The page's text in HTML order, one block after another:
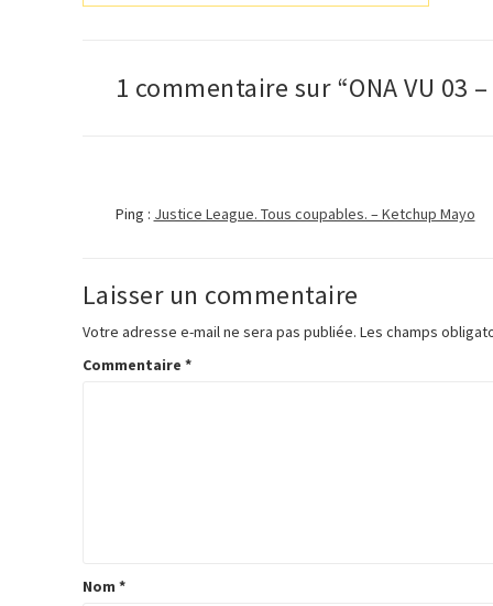
d'article
1 commentaire sur “ONA VU 03 –
Ping : Justice League. Tous coupables. – Ketchup Mayo
Laisser un commentaire
Votre adresse e-mail ne sera pas publiée. Les champs
Commentaire *
Nom *